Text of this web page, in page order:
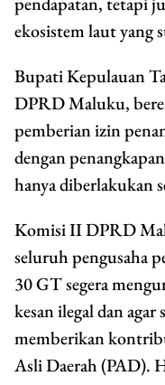
ekosistem laut yang
Bupati Kepulauan
DPRD Maluku,
pemberian izin
dengan
hanya diberlakukan
Komisi II DPRD
seluruh pengusaha
30 GT segera
kesan ilegal dan
memberikan
Asli Daerah (PAD).